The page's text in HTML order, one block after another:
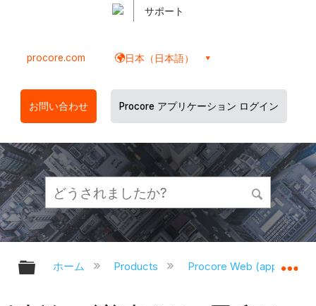
サポート
procore.com 日本（日本語）
お問い合わせ Procore アプリケーション ログイン
グローバル階層を展開/折りたたむ
ホーム Products Procore Web